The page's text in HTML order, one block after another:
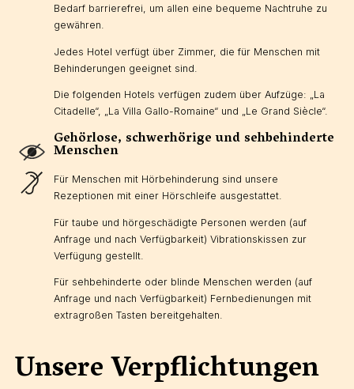
Bedarf barrierefrei, um allen eine bequeme Nachtruhe zu
gewähren.
Jedes Hotel verfügt über Zimmer, die für Menschen mit
Behinderungen geeignet sind.
Die folgenden Hotels verfügen zudem über Aufzüge: „La
Citadelle“, „La Villa Gallo-Romaine“ und „Le Grand Siècle“.
Gehörlose, schwerhörige und sehbehinderte
Menschen
Für Menschen mit Hörbehinderung sind unsere
Rezeptionen mit einer Hörschleife ausgestattet.
Für taube und hörgeschädigte Personen werden (auf
Anfrage und nach Verfügbarkeit) Vibrationskissen zur
Verfügung gestellt.
Für sehbehinderte oder blinde Menschen werden (auf
Anfrage und nach Verfügbarkeit) Fernbedienungen mit
extragroßen Tasten bereitgehalten.
Unsere Verpflichtungen